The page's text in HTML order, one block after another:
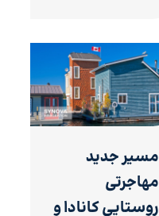
مسیر جدید
مهاجرتی
روستایی کانادا و